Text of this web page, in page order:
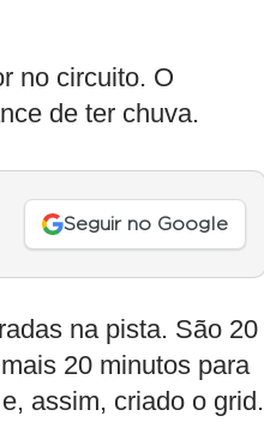
no circuito. O
de ter chuva.
Seguir no Google
na pista. São 20
20 minutos para
assim, criado o grid.